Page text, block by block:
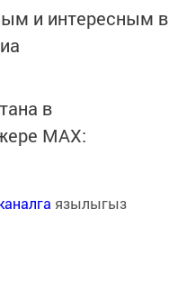
и интересным в
в
MАХ:
язылыгыз